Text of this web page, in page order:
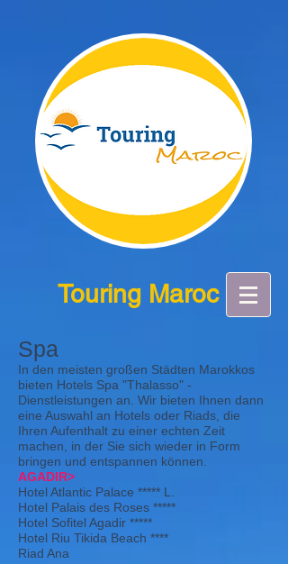
Touring Maroc
Spa
In den meisten großen Städten Marokkos
bieten Hotels Spa "Thalasso" -
Dienstleistungen an. Wir bieten Ihnen dann
eine Auswahl an Hotels oder Riads, die
Ihren Aufenthalt zu einer echten Zeit
machen, in der Sie sich wieder in Form
bringen und entspannen können.
AGADIR>
Hotel Atlantic Palace ***** L.
Hotel Palais des Roses *****
Hotel Sofitel Agadir *****
Hotel Riu Tikida Beach ****
Riad Ana